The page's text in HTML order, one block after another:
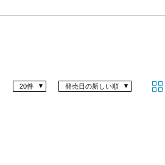
発売日の新しい順
20件